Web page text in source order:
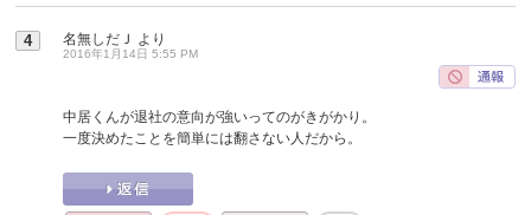
4 名無しだＪ より
2016年1月14日 5:55 PM
中居くんが退社の意向が強いってのがきがかり。
一度決めたことを簡単には翻さない人だから。